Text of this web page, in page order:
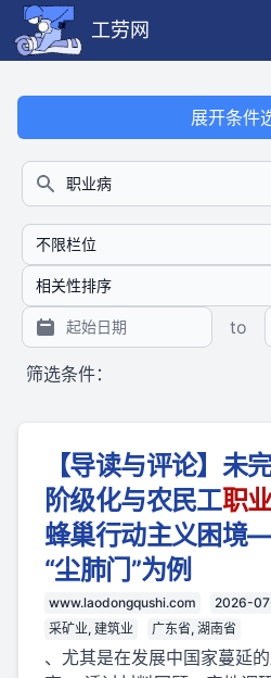
工劳网
展开条件
搜索
to
筛选条件：
【导读与评论】未
阶级化与农民工职
蜂巢行动主义困境
“尘肺门”为例
www.laodongqushi.com 2026-
采矿业, 建筑业
广东省, 湖南省
、尤其是在发展中国家蔓延